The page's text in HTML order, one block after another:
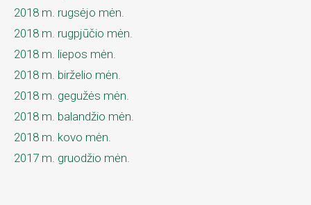
2018 m. rugsėjo mėn.
2018 m. rugpjūčio mėn.
2018 m. liepos mėn.
2018 m. birželio mėn.
2018 m. gegužės mėn.
2018 m. balandžio mėn.
2018 m. kovo mėn.
2017 m. gruodžio mėn.